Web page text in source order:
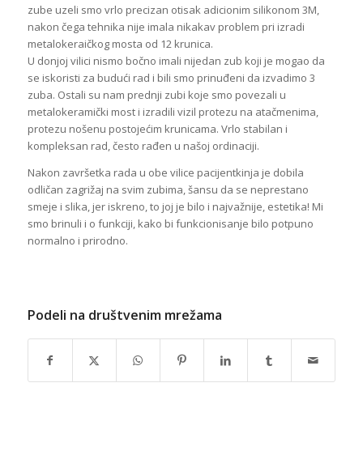
zube uzeli smo vrlo precizan otisak adicionim silikonom 3M,
nakon čega tehnika nije imala nikakav problem pri izradi
metalokeraičkog mosta od 12 krunica.
U donjoj vilici nismo bočno imali nijedan zub koji je mogao da
se iskoristi za budući rad i bili smo prinuđeni da izvadimo 3
zuba. Ostali su nam prednji zubi koje smo povezali u
metalokeramički most i izradili vizil protezu na atačmenima,
protezu nošenu postojećim krunicama. Vrlo stabilan i
kompleksan rad, često rađen u našoj ordinaciji.
Nakon završetka rada u obe vilice pacijentkinja je dobila
odličan zagrižaj na svim zubima, šansu da se neprestano
smeje i slika, jer iskreno, to joj je bilo i najvažnije, estetika! Mi
smo brinuli i o funkciji, kako bi funkcionisanje bilo potpuno
normalno i prirodno.
Podeli na društvenim mrežama